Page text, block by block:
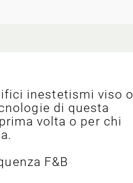
inestetismi viso o
di questa
volta o per chi
F&B